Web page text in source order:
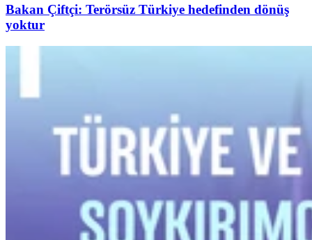
Bakan Çiftçi: Terörsüz Türkiye hedefinden dönüş
yoktur